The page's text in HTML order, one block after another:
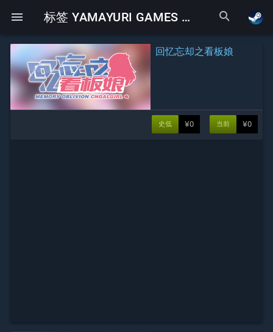
menu 标签 YAMAYURI GAMES 下的Galgame search
回忆忘却之看板娘
¥0
当前
¥0
史低